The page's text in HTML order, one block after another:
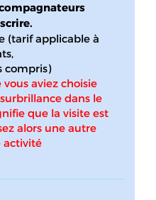
(tarif applicable à
compris)
vous aviez choisie
dans le
que la visite est
alors une autre
activité